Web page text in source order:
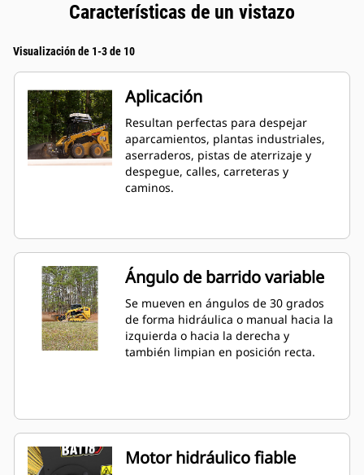
Características de un vistazo
Visualización de 1-3 de 10
Aplicación
Resultan perfectas para despejar
aparcamientos, plantas industriales,
aserraderos, pistas de aterrizaje y
despegue, calles, carreteras y
caminos.
Ángulo de barrido variable
Se mueven en ángulos de 30 grados
de forma hidráulica o manual hacia la
izquierda o hacia la derecha y
también limpian en posición recta.
Motor hidráulico fiable